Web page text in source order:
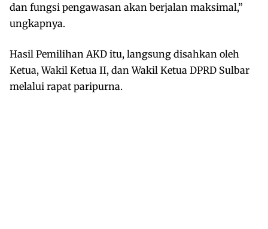
dan fungsi pengawasan akan berjalan maksimal,”
ungkapnya.
Hasil Pemilihan AKD itu, langsung disahkan oleh
Ketua, Wakil Ketua II, dan Wakil Ketua DPRD Sulbar
melalui rapat paripurna.